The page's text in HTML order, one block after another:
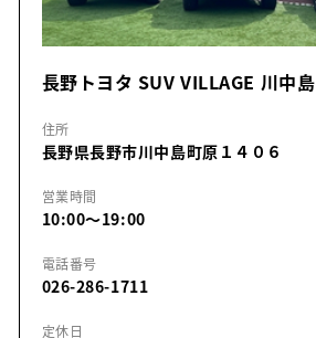
長野トヨタ SUV VILLAGE 川中島
住所
長野県長野市川中島町原１４０６
営業時間
10:00～19:00
電話番号
026-286-1711
定休日